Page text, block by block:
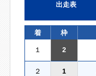
出走表
着 枠
１ 2
２ 1